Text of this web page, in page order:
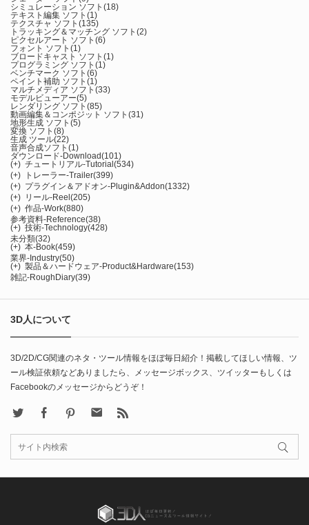
シミュレーション ソフト (18)
テキスト編集 ソフト (1)
テクスチャ ソフト (135)
トラッキング＆マッチング ソフト (2)
ピクセルアート ソフト (6)
フォント ソフト (1)
ブロードキャスト ソフト (1)
プログラミング ソフト (1)
ベンチマーク ソフト (6)
ペイント補助 ソフト (1)
マルチメディア ソフト (33)
モデルビューアー(5)
レンダリング ソフト (85)
動画編集＆コンポジット ソフト (31)
地形生成 ソフト (5)
変換 ソフト (8)
生成 ツール(22)
音声合成ソフト (1)
ダウンロード-Download(101)
(+) チュートリアル-Tutorial (534)
(+)
トレーラー-Trailer(399)
(+) プラグイン＆アドオン-Plugin&Addon(1332)
(+) リール-Reel (205)
(+) 作品-Work(880)
参考資料-Reference(38)
(+) 技術-Technology(428)
未分類(32)
(+) 本-Book(459)
業界-Industry(50)
(+) 製品＆ハードウェア-Product&Hardware(153)
雑記-RoughDiary(39)
3D人について
3D/2D/CG関連のネタ・ツール情報をほぼ毎日紹介！掲載してほしい情報、ツ
ール検証依頼などありましたら、メッセージボックス、ツイッターもしくは
Facebookのメッセージからどうぞ！
FacebookPinterest Contact